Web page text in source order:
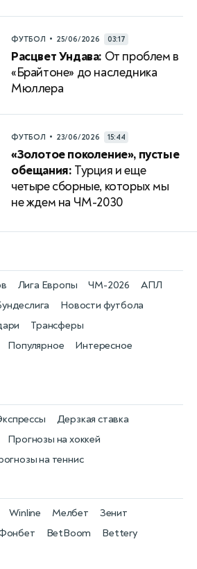
ФУТБОЛ • 25/06/2026 03:17
Расцвет Ундава: От проблем в
«Брайтоне» до наследника
Мюллера
ФУТБОЛ • 23/06/2026 15:44
«Золотое поколение», пустые
обещания: Турция и еще
четыре сборные, которых мы
не ждем на ЧМ-2030
Новости футбола
Лига Европы
Трансферы
ЧМ-2026 АПЛ
Популярное Интересное
Прогнозы на хоккей
на теннис
Дерзкая ставка
Winline
BetBoom
Мелбет
Bettery
Зенит